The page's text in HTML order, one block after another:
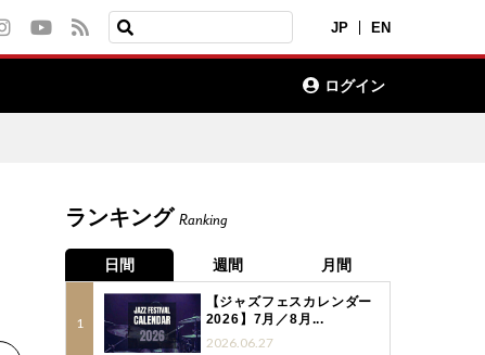
JP EN
ログイン
ランキング Ranking
日間 週間 月間
【ジャズフェスカレンダー
2026】7月／8月...
2026.06.27